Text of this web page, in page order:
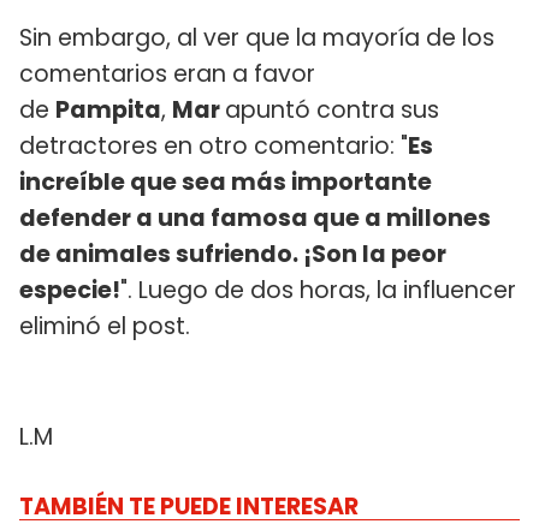
Sin embargo, al ver que la mayoría de los
comentarios eran a favor
de Pampita, Marapuntó contra sus
detractores en otro comentario: "Es
increíble que sea más importante
defender a una famosa que a millones
de animales sufriendo. ¡Son la peor
especie!". Luego de dos horas, la influencer
eliminó el post.
L.M
TAMBIÉN TE PUEDE INTERESAR